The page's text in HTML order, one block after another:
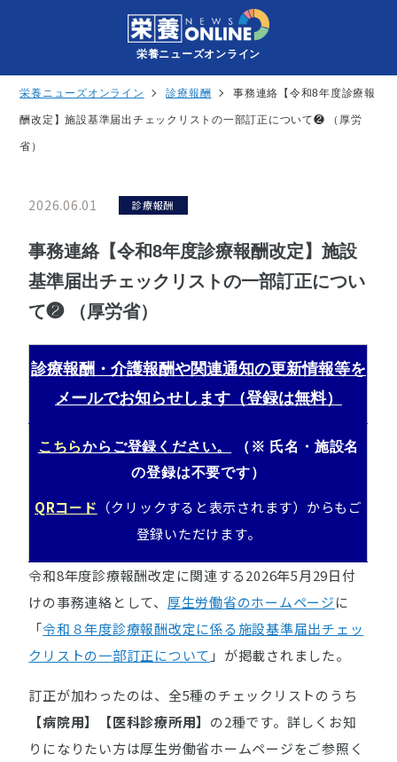
栄養ニューズオンライン
栄養ニューズオンライン 診療報酬 事務連絡【令和8年度診療報
酬改定】施設基準届出チェックリストの一部訂正について❷ （厚労
省）
2026.06.01 診療報酬
事務連絡【令和8年度診療報酬改定】施設
基準届出チェックリストの一部訂正につい
て❷ （厚労省）
診療報酬・介護報酬や関連通知の更新情報等を
メールでお知らせします（登録は無料）
こちらからご登録ください。
（※ 氏名・施設名
の登録は不要です）
QRコード （クリックすると表示されます）からもご
登録いただけます。
令和8年度診療報酬改定に関連する2026年5月29日付
けの事務連絡として、 厚生労働省のホームページに
「令和８年度診療報酬改定に係る施設基準届出チェッ
クリストの一部訂正について 」が掲載されました。
訂正が加わったのは、全5種のチェックリストのうち
【病院用】【医科診療所用】 の2種です。詳しくお知
りになりたい方は厚生労働省ホームページをご参照く